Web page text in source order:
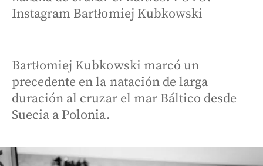
Instagram Bartłomiej Kubkowski
Bartłomiej Kubkowski marcó un
precedente en la natación de larga
duración al cruzar el mar Báltico desde
Suecia a Polonia.